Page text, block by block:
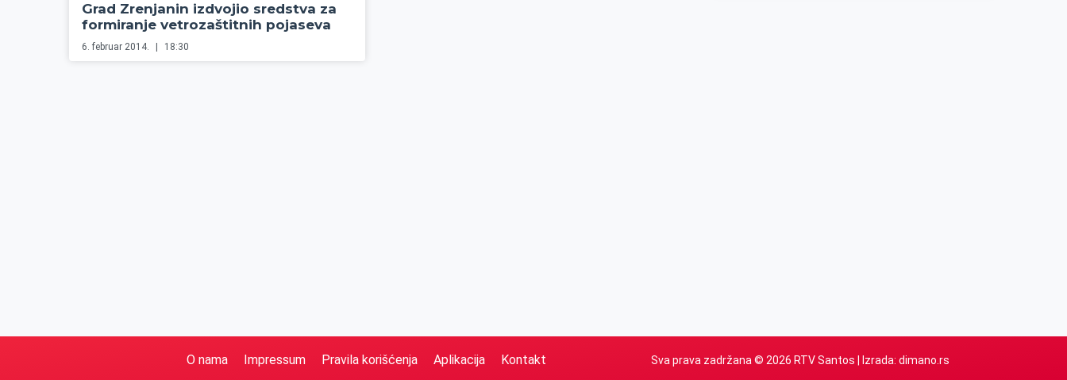
Grad Zrenjanin izdvojio sredstva za
formiranje vetrozaštitnih pojaseva
6. februar 2014. 18:30
O nama Impressum Pravila korišćenja Aplikacija Kontakt Sva prava zadržana © 2026 RTV Santos | Izrada: dimano.rs